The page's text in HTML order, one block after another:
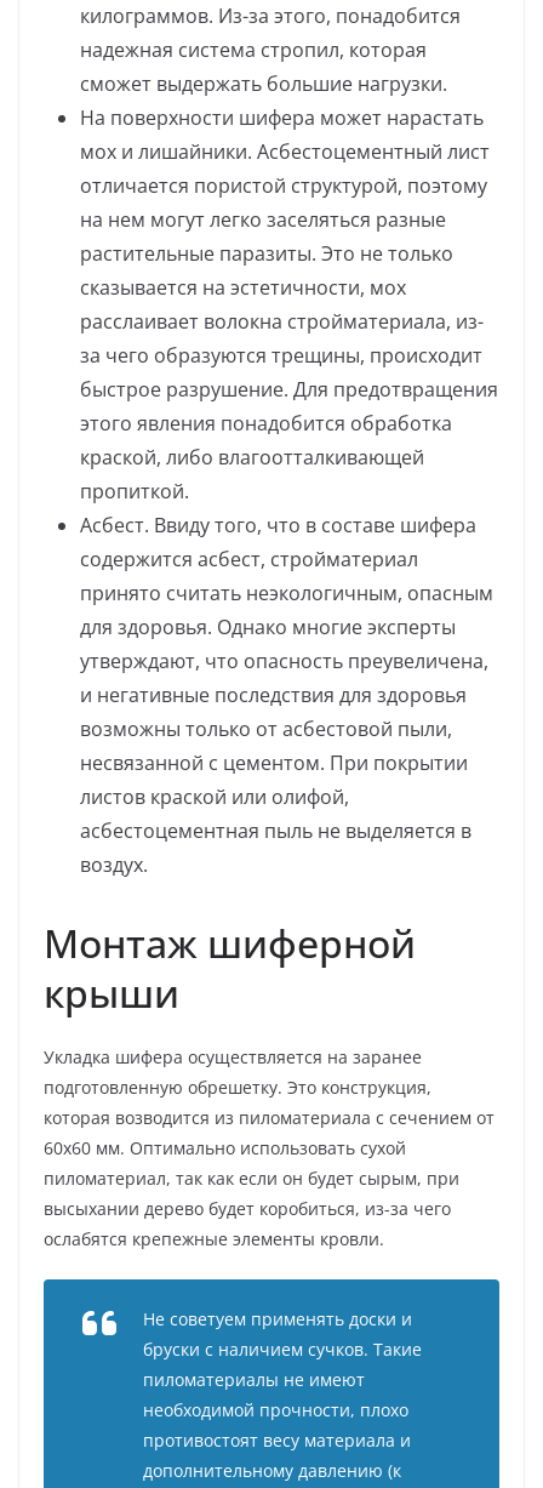
килограммов. Из-за этого, понадобится
надежная система стропил, которая
сможет выдержать большие нагрузки.
На поверхности шифера может нарастать
мох и лишайники. Асбестоцементный лист
отличается пористой структурой, поэтому
на нем могут легко заселяться разные
растительные паразиты. Это не только
сказывается на эстетичности, мох
расслаивает волокна стройматериала, из-
за чего образуются трещины, происходит
быстрое разрушение. Для предотвращения
этого явления понадобится обработка
краской, либо влагоотталкивающей
пропиткой.
Асбест. Ввиду того, что в составе шифера
содержится асбест, стройматериал
принято считать неэкологичным, опасным
для здоровья. Однако многие эксперты
утверждают, что опасность преувеличена,
и негативные последствия для здоровья
возможны только от асбестовой пыли,
несвязанной с цементом. При покрытии
листов краской или олифой,
асбестоцементная пыль не выделяется в
воздух.
Монтаж шиферной
крыши
Укладка шифера осуществляется на заранее
подготовленную обрешетку. Это конструкция,
которая возводится из пиломатериала с сечением от
60х60 мм. Оптимально использовать сухой
пиломатериал, так как если он будет сырым, при
высыхании дерево будет коробиться, из-за чего
ослабятся крепежные элементы кровли.
Не советуем применять доски и
бруски с наличием сучков. Такие
пиломатериалы не имеют
необходимой прочности, плохо
противостоят весу материала и
дополнительному давлению (к